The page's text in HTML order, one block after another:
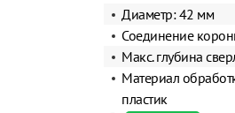
Диаметр: 42 мм
Соединение
Макс. глубина
Материал
пластик